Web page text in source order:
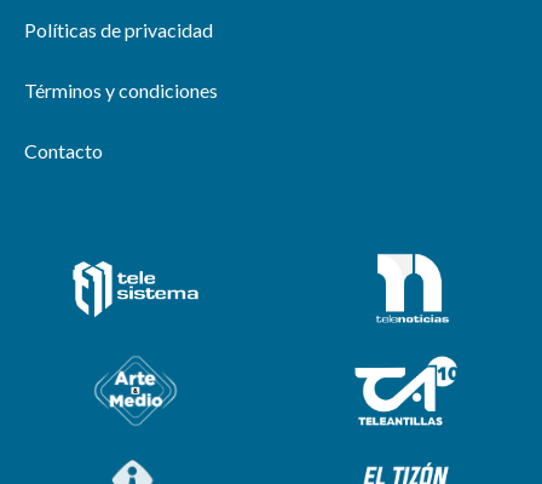
Políticas de privacidad
Términos y condiciones
Contacto